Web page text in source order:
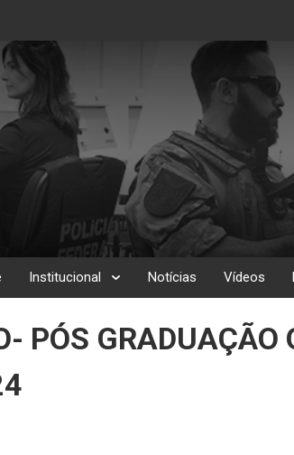
Institucional Notícias Vídeos
PÓS GRADUAÇÃO